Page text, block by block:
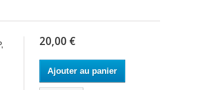
20,00 €
Ajouter au panier